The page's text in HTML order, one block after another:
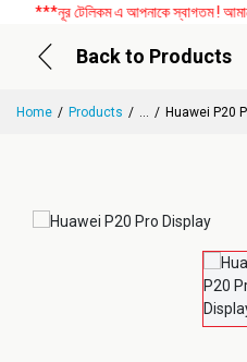
***নূর টেলিকম এ আপনাকে স্বাগতম ! আমাদের
Back to Products
Home Products ... Huawei P20